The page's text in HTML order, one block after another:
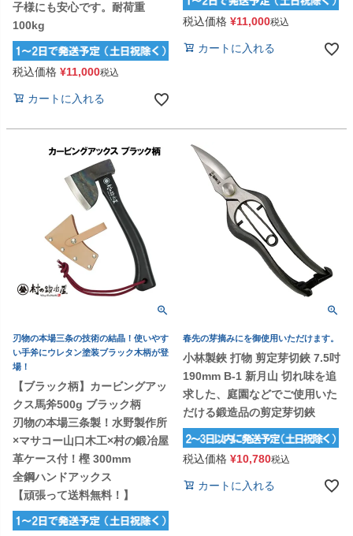
子様にも安心です。耐荷重
100kg
税込価格 ¥11,000税込
カートに入れる
税込価格 ¥11,000税込
カートに入れる
刃物の本場三条の技術の結晶！使いやす
い手斧にウレタン塗装ブラック木柄が登
場！
【ブラック柄】カービングアッ
クス馬斧500g ブラック柄
刃物の本場三条製！水野製作所
×マサコー山口木工×村の鍛冶屋
革ケース付！樫 300mm
全鋼ハンドアックス
【頑張って送料無料！】
春先の芽摘みにを御使用いただけます。
小林製鋏 打物 剪定芽切鋏 7.5吋
190mm B-1 新月山 切れ味を追
求した、庭園などでご使用いた
だける鍛造品の剪定芽切鋏
税込価格 ¥10,780税込
カートに入れる